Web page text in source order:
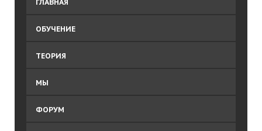
ГЛАВНАЯ
ОБУЧЕНИЕ
ТЕОРИЯ
МЫ
ФОРУМ